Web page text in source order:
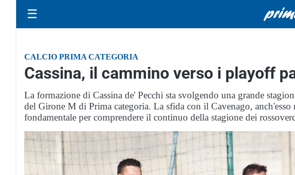
☰
CALCIO PRIMA CATEGORIA
Cassina, il cammino verso i playoff
La formazione di Cassina de' Pecchi sta svolgendo una grande
del Girone M di Prima categoria. La sfida con il Cavenago, anch'esso
fondamentale per comprendere il continuo della stagione dei